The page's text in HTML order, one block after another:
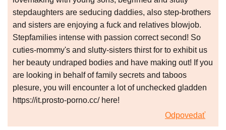
stepdaughters are seducing daddies, also step-brothers
and sisters are enjoying a fuck and relatives blowjob.
Stepfamilies intense with passion correct second! So
cuties-mommy's and slutty-sisters thirst for to exhibit us
her beauty undraped bodies and have making out! If you
are looking in behalf of family secrets and taboos
plesure, you will encounter a lot of unchecked gladden
https://it.prosto-porno.cc/ here!
Odpovedať